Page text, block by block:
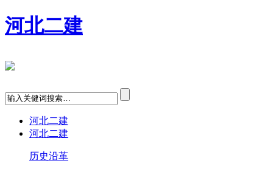
河北二建
河北二建
河北二建
历史沿革